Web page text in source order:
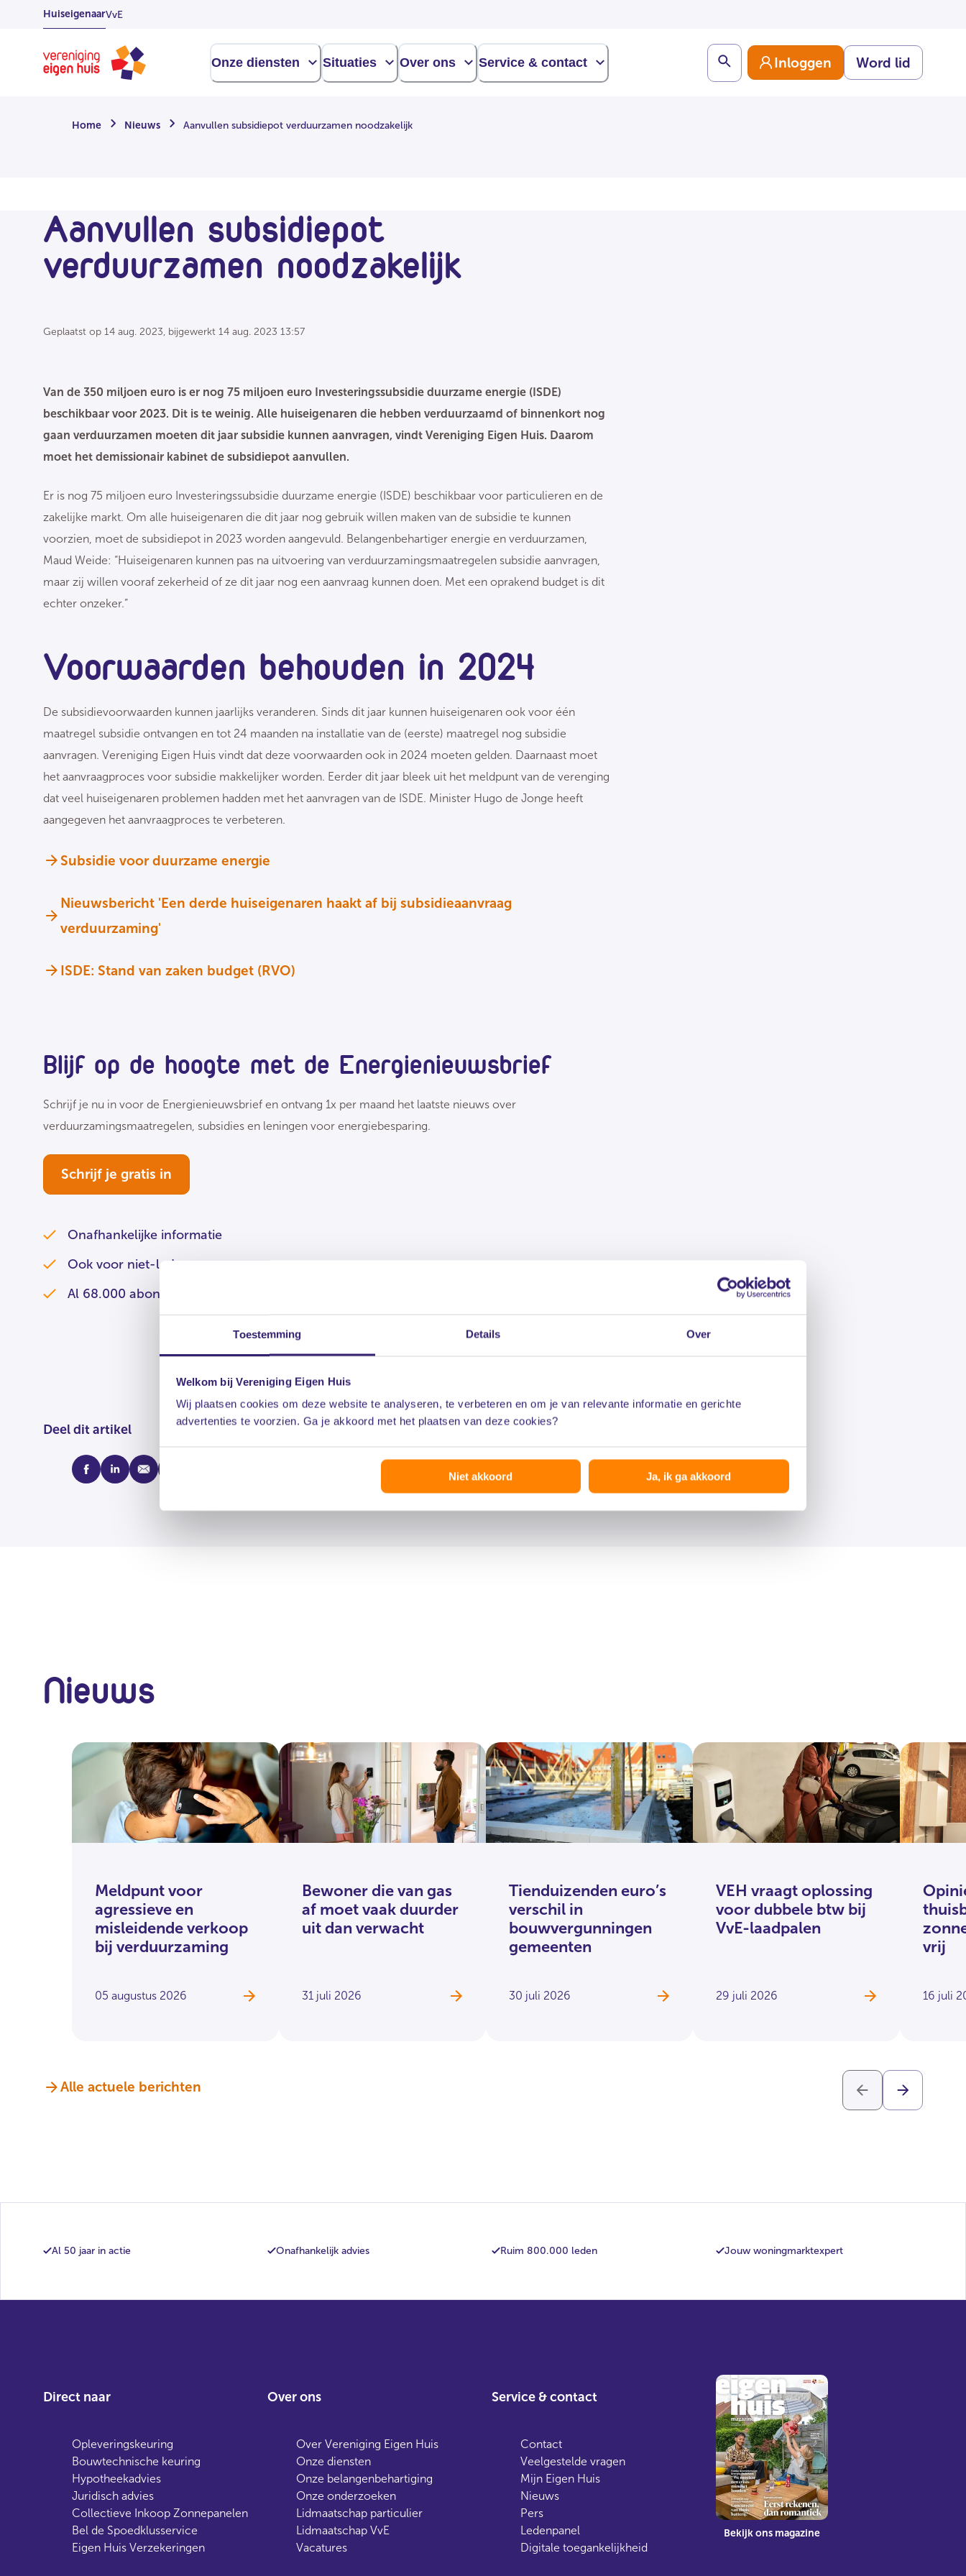
Toestemming Details Over
Welkom bij Vereniging Eigen Huis
Wij plaatsen cookies om deze website te analyseren, te verbeteren en om je van relevante informatie en gerichte
advertenties te voorzien. Ga je akkoord met het plaatsen van deze cookies?
Niet akkoord Ja, ik ga akkoord
OverslaanHuiseigenaarVvE
Homepage
Onze diensten Situaties Over ons Service & contact Search Inloggen Word lid
Home Nieuws Aanvullen subsidiepot verduurzamen noodzakelijk
Aanvullen subsidiepot
verduurzamen noodzakelijk
Geplaatst op 14 aug. 2023, bijgewerkt 14 aug. 2023 13:57
Van de 350 miljoen euro is er nog 75 miljoen euro Investeringssubsidie duurzame energie (ISDE)
beschikbaar voor 2023. Dit is te weinig. Alle huiseigenaren die hebben verduurzaamd of binnenkort nog
gaan verduurzamen moeten dit jaar subsidie kunnen aanvragen, vindt Vereniging Eigen Huis. Daarom
moet het demissionair kabinet de subsidiepot aanvullen.
Er is nog 75 miljoen euro Investeringssubsidie duurzame energie (ISDE) beschikbaar voor particulieren en de
zakelijke markt. Om alle huiseigenaren die dit jaar nog gebruik willen maken van de subsidie te kunnen
voorzien, moet de subsidiepot in 2023 worden aangevuld. Belangenbehartiger energie en verduurzamen,
Maud Weide: “Huiseigenaren kunnen pas na uitvoering van verduurzamingsmaatregelen subsidie aanvragen,
maar zij willen vooraf zekerheid of ze dit jaar nog een aanvraag kunnen doen. Met een oprakend budget is dit
echter onzeker.”
Voorwaarden behouden in 2024
De subsidievoorwaarden kunnen jaarlijks veranderen. Sinds dit jaar kunnen huiseigenaren ook voor één
maatregel subsidie ontvangen en tot 24 maanden na installatie van de (eerste) maatregel nog subsidie
aanvragen. Vereniging Eigen Huis vindt dat deze voorwaarden ook in 2024 moeten gelden. Daarnaast moet
het aanvraagproces voor subsidie makkelijker worden. Eerder dit jaar bleek uit het meldpunt van de verenging
dat veel huiseigenaren problemen hadden met het aanvragen van de ISDE. Minister Hugo de Jonge heeft
aangegeven het aanvraagproces te verbeteren.
Subsidie voor duurzame energie
Nieuwsbericht 'Een derde huiseigenaren haakt af bij subsidieaanvraag
verduurzaming'
ISDE: Stand van zaken budget (RVO)
Blijf op de hoogte met de Energienieuwsbrief
Schrijf je nu in voor de Energienieuwsbrief en ontvang 1x per maand het laatste nieuws over
verduurzamingsmaatregelen, subsidies en leningen voor energiebesparing.
Schrijf je gratis in
Onafhankelijke informatie
Ook voor niet-leden
Al 68.000 abonnees!
Deel dit artikel
facebooklinkedinmail whatsapp
Nieuws
Meldpunt voor
agressieve en
misleidende verkoop
bij verduurzaming
05 augustus 2026
Bewoner die van gas
af moet vaak duurder
uit dan verwacht
31 juli 2026
Tienduizenden euro’s
verschil in
bouwvergunningen
gemeenten
30 juli 2026
VEH vraagt oplossing
voor dubbele btw bij
VvE-laadpalen
29 juli 2026
vrij
16 juli
Alle actuele berichten
Al 50 jaar in actie Onafhankelijk advies Ruim 800.000 leden Jouw woningmarktexpert
Direct naar
Opleveringskeuring
Bouwtechnische keuring
Hypotheekadvies
Juridisch advies
Collectieve Inkoop Zonnepanelen
Bel de Spoedklusservice
Eigen Huis Verzekeringen
Over ons
Over Vereniging Eigen Huis
Onze diensten
Onze belangenbehartiging
Onze onderzoeken
Lidmaatschap particulier
Lidmaatschap VvE
Vacatures
Service & contact
Contact
Veelgestelde vragen
Mijn Eigen Huis
Nieuws
Pers
Ledenpanel
Digitale toegankelijkheid
Bekijk ons magazine